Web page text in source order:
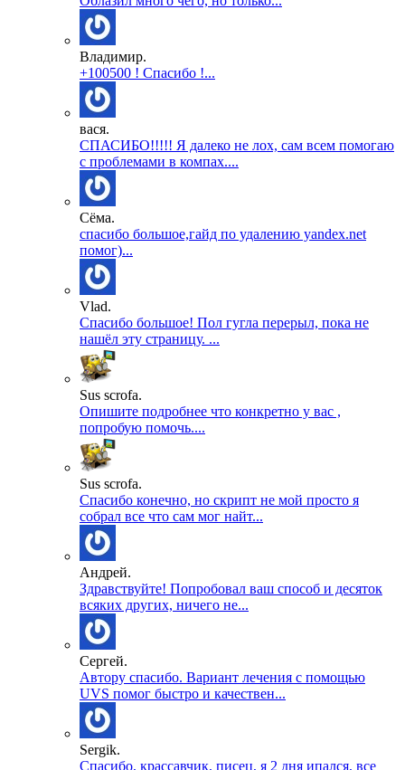
Владимир.
+100500 ! Спасибо !...
вася.
СПАСИБО!!!!! Я далеко не лох, сам всем помогаю
с проблемами в компах....
Сёма.
спасибо большое,гайд по удалению yandex.net
помог)...
Vlad.
Спасибо большое! Пол гугла перерыл, пока не
нашёл эту страницу. ...
Sus scrofa.
Опишите подробнее что конкретно у вас ,
попробую помочь....
Sus scrofa.
Спасибо конечно, но скрипт не мой просто я
собрал все что сам мог найт...
Андрей.
Здравствуйте! Попробовал ваш способ и десяток
всяких других, ничего не...
Сергей.
Автору спасибо. Вариант лечения с помощью
UVS помог быстро и качествен...
Sergik.
Спасибо, крассавчик, писец, я 2 дня ипался, все